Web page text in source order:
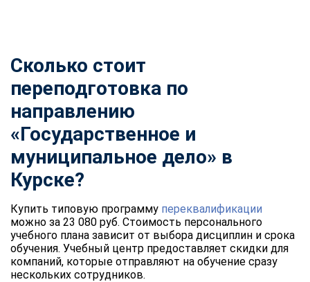
Сколько стоит
переподготовка по
направлению
«Государственное и
муниципальное дело» в
Курске?
Купить типовую программу переквалификации
можно за 23 080 руб. Стоимость персонального
учебного плана зависит от выбора дисциплин и срока
обучения. Учебный центр предоставляет скидки для
компаний, которые отправляют на обучение сразу
нескольких сотрудников.